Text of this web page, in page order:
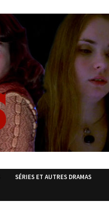
SÉRIES ET AUTRES DRAMAS